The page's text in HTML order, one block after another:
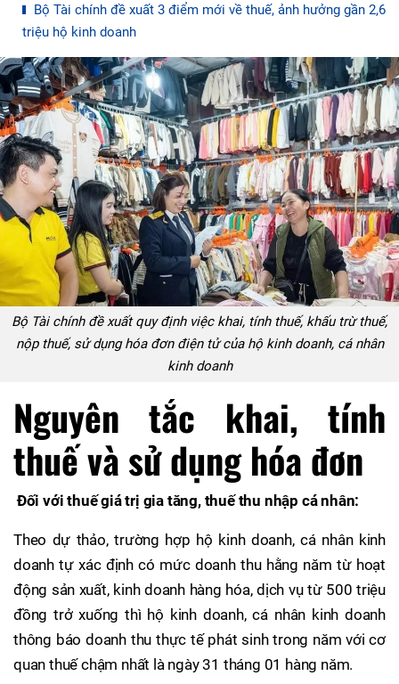
Bộ Tài chính đề xuất 3 điểm mới về thuế, ảnh hưởng gần 2,6
triệu hộ kinh doanh
Bộ Tài chính đề xuất quy định việc khai, tính thuế, khấu trừ thuế,
nộp thuế, sử dụng hóa đơn điện tử của hộ kinh doanh, cá nhân
kinh doanh
Nguyên tắc khai, tính
thuế và sử dụng hóa đơn
Đối với thuế giá trị gia tăng, thuế thu nhập cá nhân:
Theo dự thảo, trường hợp hộ kinh doanh, cá nhân kinh
doanh tự xác định có mức doanh thu hằng năm từ hoạt
động sản xuất, kinh doanh hàng hóa, dịch vụ từ 500 triệu
đồng trở xuống thì hộ kinh doanh, cá nhân kinh doanh
thông báo doanh thu thực tế phát sinh trong năm với cơ
quan thuế chậm nhất là ngày 31 tháng 01 hàng năm.